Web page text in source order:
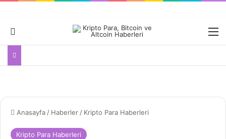
Dış görünümü değiştir
Anasayfa / Haberler / Kripto Para Haberleri
Kripto Para Haberleri